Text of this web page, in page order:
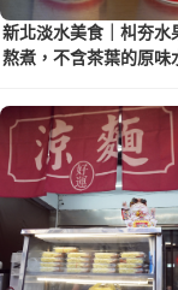
新北淡水美食｜朻夯水
熬煮，不含茶葉的原味